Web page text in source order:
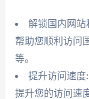
解锁国内网站
帮助您顺利访问
等。
提升访问速度
提升您的访问速